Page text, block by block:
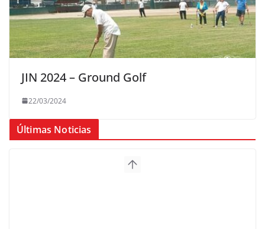
JIN 2024 – Ground Golf
22/03/2024
Últimas Noticias